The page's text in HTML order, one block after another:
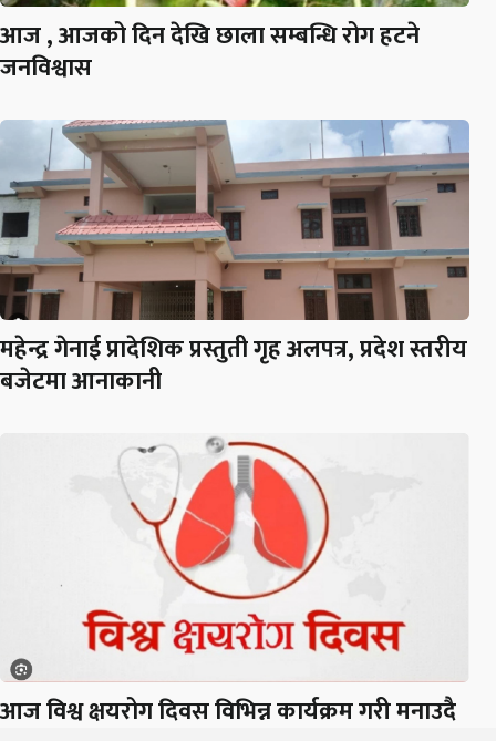
आज , आजको दिन देखि छाला सम्बन्धि रोग हटने
जनविश्वास
महेन्द्र गेनाई प्रादेशिक प्रस्तुती गृह अलपत्र, प्रदेश स्तरीय
बजेटमा आनाकानी
आज विश्व क्षयरोग दिवस विभिन्न कार्यक्रम गरी मनाउदै